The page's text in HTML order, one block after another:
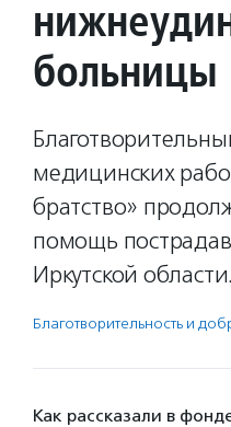
больницы
медицинских
братство»
помощь
Иркутской области.
Благотвори­тель­ность и
Как рассказали в